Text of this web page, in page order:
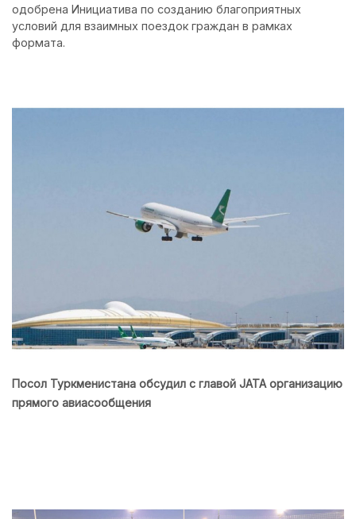
одобрена Инициатива по созданию благоприятных
условий для взаимных поездок граждан в рамках
формата.
Посол Туркменистана обсудил с главой JATA организацию
прямого авиасообщения